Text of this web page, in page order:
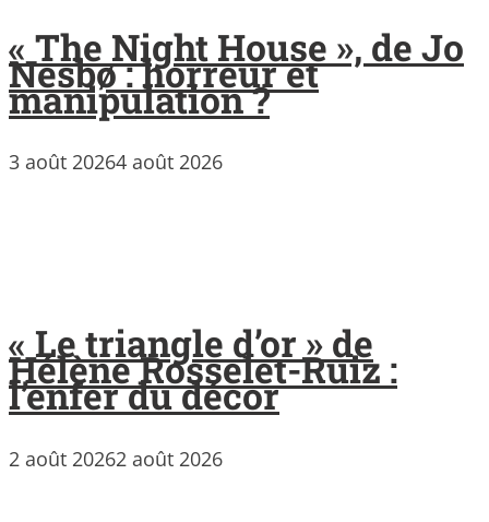
« The Night House », de Jo
Nesbø : horreur et
manipulation ?
3 août 20264 août 2026
« Le triangle d’or » de
Hélène Rosselet-Ruiz :
l’enfer du décor
2 août 20262 août 2026